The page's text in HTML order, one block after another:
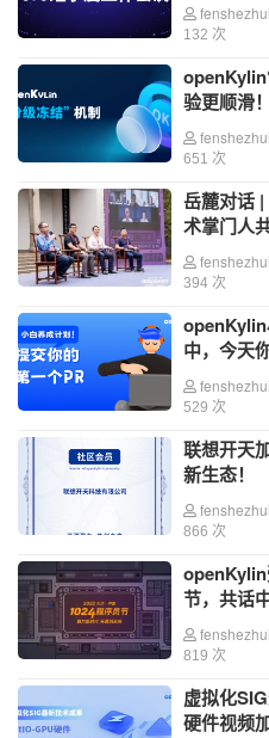
132 次
验更顺滑！
651 次
岳麓对话
术掌门人
394 次
中，今天
529 次
联想开天
新生态！
866 次
openKylin
节，共话
819 次
虚拟化
硬件视频